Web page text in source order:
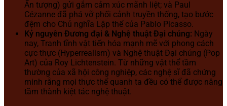
Ấn tượng) gửi gắm cảm xúc mãnh liệt; và Paul
Cézanne đã phá vỡ phối cảnh truyền thống, tạo bước
đệm cho Chủ nghĩa Lập thể của Pablo Picasso.
Kỷ nguyên Đương đại & Nghệ thuật Đại chúng: Ngày
nay, Tranh tĩnh vật tiến hóa mạnh mẽ với phong cách
cực thực (Hyperrealism) và Nghệ thuật Đại chúng (Pop
Art) của Roy Lichtenstein. Từ những vật thể tầm
thường của xã hội công nghiệp, các nghệ sĩ đã chứng
minh rằng mọi thực thể quanh ta đều có thể được nâng
tầm thành kiệt tác nghệ thuật.